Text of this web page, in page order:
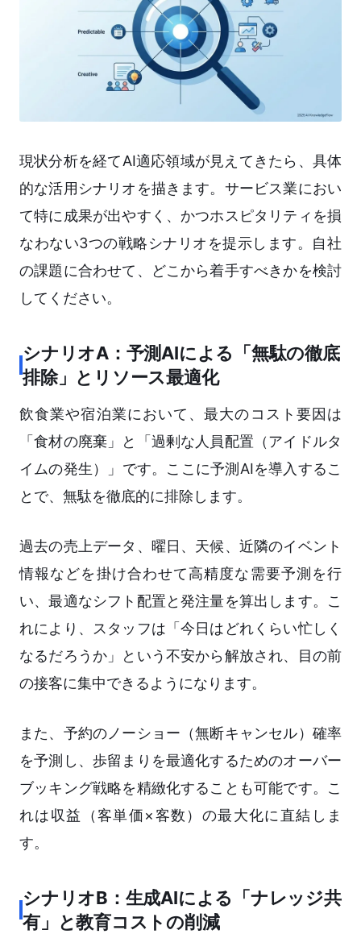
現状分析を経てAI適応領域が見えてきたら、具体
的な活用シナリオを描きます。サービス業におい
て特に成果が出やすく、かつホスピタリティを損
なわない3つの戦略シナリオを提示します。自社
の課題に合わせて、どこから着手すべきかを検討
してください。
シナリオA：予測AIによる「無駄の徹底
排除」とリソース最適化
飲食業や宿泊業において、最大のコスト要因は
「食材の廃棄」と「過剰な人員配置（アイドルタ
イムの発生）」です。ここに予測AIを導入するこ
とで、無駄を徹底的に排除します。
過去の売上データ、曜日、天候、近隣のイベント
情報などを掛け合わせて高精度な需要予測を行
い、最適なシフト配置と発注量を算出します。こ
れにより、スタッフは「今日はどれくらい忙しく
なるだろうか」という不安から解放され、目の前
の接客に集中できるようになります。
また、予約のノーショー（無断キャンセル）確率
を予測し、歩留まりを最適化するためのオーバー
ブッキング戦略を精緻化することも可能です。こ
れは収益（客単価×客数）の最大化に直結しま
す。
シナリオB：生成AIによる「ナレッジ共
有」と教育コストの削減